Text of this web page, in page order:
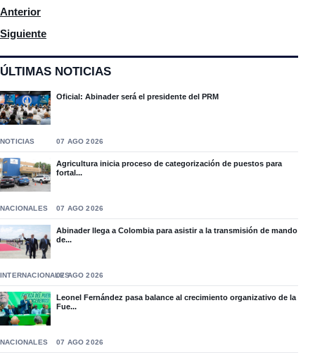
ÚLTIMAS NOTICIAS
Oficial: Abinader será el presidente del PRM
NOTICIAS 07 AGO 2026
Agricultura inicia proceso de categorización de puestos para
fortal...
NACIONALES 07 AGO 2026
Abinader llega a Colombia para asistir a la transmisión de mando
de...
INTERNACIONALES07 AGO 2026
Leonel Fernández pasa balance al crecimiento organizativo de la
Fue...
NACIONALES 07 AGO 2026
Artículo anterior: Fuertes vientos causan daños en Loma de
Anterior
Artículo siguiente: Ministro Trabajo dice nuevo Código de
Siguiente